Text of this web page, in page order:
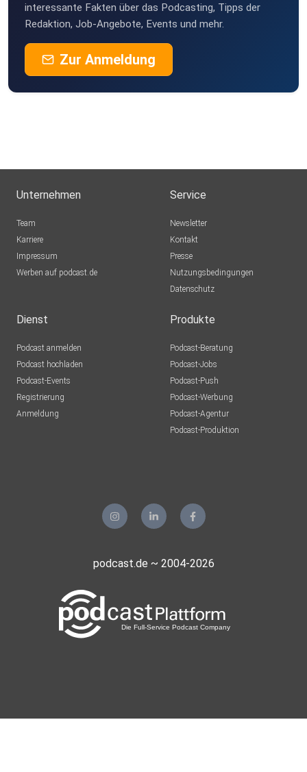
hseaektl
ynnoric
hamburg
mirkolina
Andechs
giselagerda
Berlin
interessante Fakten über das Podcasting, Tipps der
Redaktion, Job-Angebote, Events und mehr.
Zur Anmeldung
Unternehmen
Team
Karriere
Impressum
Werben auf podcast.de
Service
Newsletter
Kontakt
Presse
Nutzungsbedingungen
Datenschutz
Dienst
Podcast anmelden
Podcast hochladen
Podcast-Events
Registrierung
Anmeldung
Produkte
Podcast-Beratung
Podcast-Jobs
Podcast-Push
Podcast-Werbung
Podcast-Agentur
Podcast-Produktion
podcast.de ~ 2004-2026